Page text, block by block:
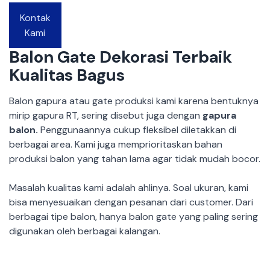
Kontak
Kami
Balon Gate Dekorasi Terbaik
Kualitas Bagus
Balon gapura atau gate produksi kami karena bentuknya
mirip gapura RT, sering disebut juga dengan gapura
balon. Penggunaannya cukup fleksibel diletakkan di
berbagai area. Kami juga memprioritaskan bahan
produksi balon yang tahan lama agar tidak mudah bocor.
Masalah kualitas kami adalah ahlinya. Soal ukuran, kami
bisa menyesuaikan dengan pesanan dari customer. Dari
berbagai tipe balon, hanya balon gate yang paling sering
digunakan oleh berbagai kalangan.